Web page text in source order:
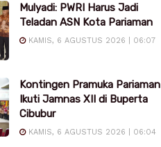
Mulyadi: PWRI Harus Jadi
Teladan ASN Kota Pariaman
KAMIS, 6 AGUSTUS 2026 | 06:07
Kontingen Pramuka Pariaman
Ikuti Jamnas XII di Buperta
Cibubur
KAMIS, 6 AGUSTUS 2026 | 06:04